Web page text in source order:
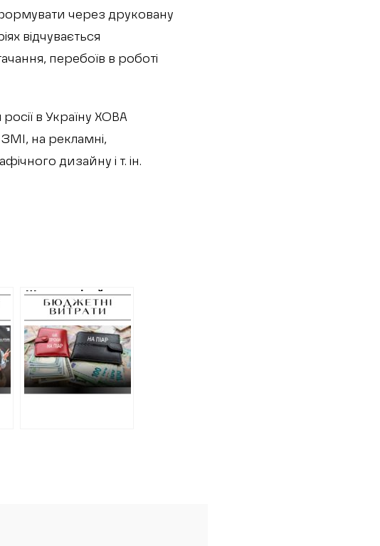
через друковану
відчувається
перебоїв в роботі
в Україну ХОВА
ЗМІ, на рекламні,
дизайну і т. ін.
Ще два мільйона
на піар для
Харківської
обласної
військової
адміністрації